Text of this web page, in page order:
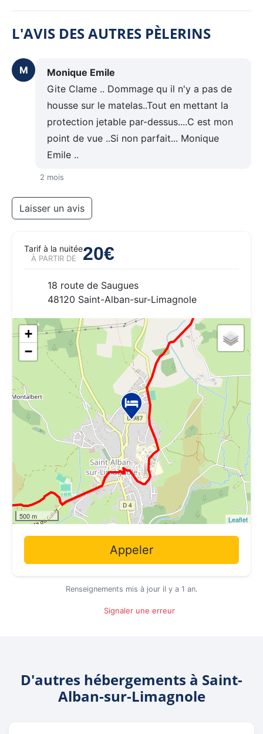
L'AVIS DES AUTRES PÈLERINS
M
Monique Emile
Gite Clame .. Dommage qu il n'y a pas de
housse sur le matelas..Tout en mettant la
protection jetable par-dessus....C est mon
point de vue ..Si non parfait... Monique
Emile ..
2 mois
Laisser un avis
Tarif à la nuitée
À PARTIR DE 20€
18 route de Saugues
48120 Saint-Alban-sur-Limagnole
+
−
500 m Leaflet
Appeler
Renseignements mis à jour il y a 1 an.
Signaler une erreur
D'autres hébergements à Saint-
Alban-sur-Limagnole